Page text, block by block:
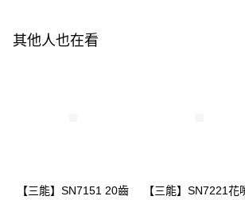
其他人也在看
【三能】SN7151 20齒 【三能】SN7221花